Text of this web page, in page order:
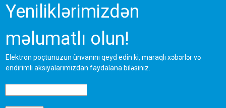
Yeniliklərimizdən
məlumatlı olun!
Elektron poçtunuzun ünvanını qeyd edin ki, maraqlı xəbərlər və
endirimli aksiyalarımızdan faydalana biləsiniz.